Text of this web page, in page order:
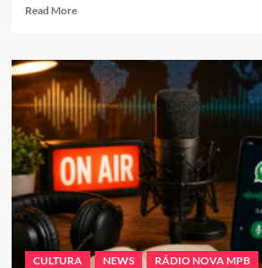
Read MoreRead
Voz
Inconfundível
dos
Anos
80
Enfrenta
Batalha
Pela
Vida
Após
Grave
Complicação
de
CULTURA NEWS RÁDIO NOVA MPB